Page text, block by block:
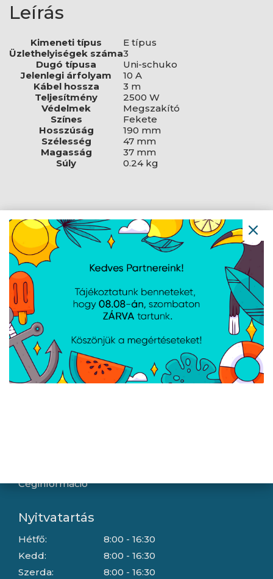
Leírás
Kimeneti típus
E típus
Üzlethelyiségek száma3
Dugó típusa
Uni-schuko
Jelenlegi árfolyam
10 A
Kábel hossza
3 m
Teljesítmény
2500 W
Védelmek
Megszakító
Színes
Fekete
Hosszúság
190 mm
Szélesség
47 mm
Magasság
37 mm
Súly
0.24 kg
Navigáció
Hírek
Újdonságok
Kapcsolat
Letöltések
Gyártóink
Információ
Céginformáció
Nyitvatartás
Hétfő:
Kedd:
Szerda:
8:00 - 16:30
8:00 - 16:30
8:00 - 16:30